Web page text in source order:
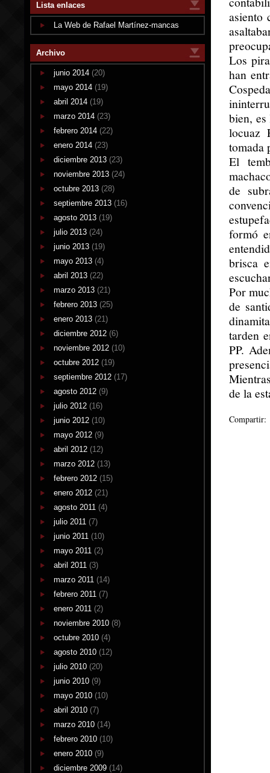
Lista enlaces
La Web de Rafael Martínez-mancas
Archivo
junio 2014 (20)
mayo 2014 (19)
abril 2014 (19)
marzo 2014 (23)
febrero 2014 (22)
enero 2014 (23)
diciembre 2013 (23)
noviembre 2013 (24)
octubre 2013 (28)
septiembre 2013 (16)
agosto 2013 (19)
julio 2013 (24)
junio 2013 (19)
mayo 2013 (4)
abril 2013 (22)
marzo 2013 (21)
febrero 2013 (25)
enero 2013 (21)
diciembre 2012 (6)
noviembre 2012 (10)
octubre 2012 (19)
septiembre 2012 (17)
agosto 2012 (9)
julio 2012 (16)
junio 2012 (10)
mayo 2012 (9)
abril 2012 (12)
marzo 2012 (13)
febrero 2012 (15)
enero 2012 (21)
agosto 2011 (4)
julio 2011 (7)
junio 2011 (10)
mayo 2011 (2)
abril 2011 (3)
marzo 2011 (14)
febrero 2011 (7)
enero 2011 (2)
noviembre 2010 (8)
octubre 2010 (4)
agosto 2010 (12)
julio 2010 (20)
junio 2010 (9)
mayo 2010 (10)
abril 2010 (7)
marzo 2010 (14)
febrero 2010 (10)
enero 2010 (9)
diciembre 2009 (14)
asiento
Los
han
bien,
locuaz
tomada
El
de
formó
brisca
Por
de
tarden
PP.
de la
Compartir: